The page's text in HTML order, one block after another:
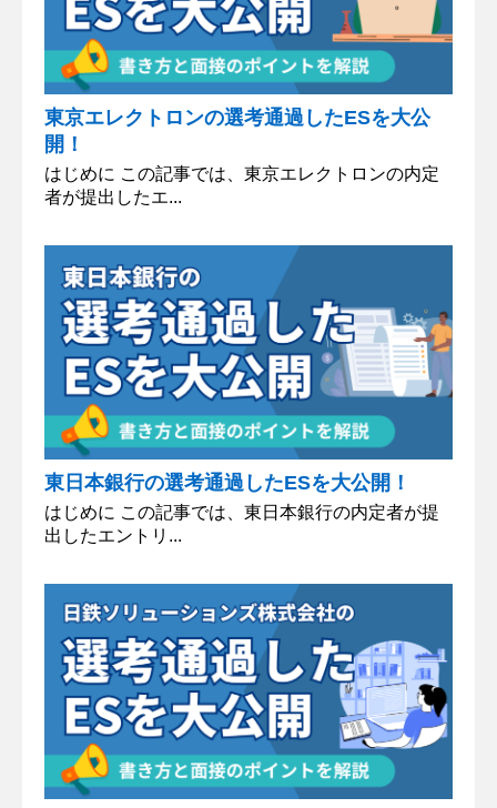
東京エレクトロンの選考通過したESを大公
開！
はじめに この記事では、東京エレクトロンの内定
者が提出したエ...
東日本銀行の選考通過したESを大公開！
はじめに この記事では、東日本銀行の内定者が提
出したエントリ...